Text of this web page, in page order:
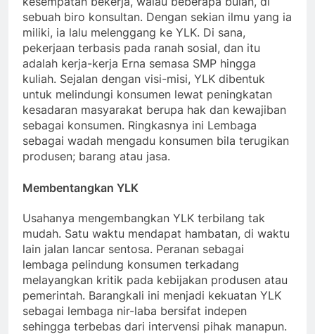
sebuah biro konsultan. Dengan sekian ilmu yang ia
miliki, ia lalu melenggang ke YLK. Di sana,
pekerjaan terbasis pada ranah sosial, dan itu
adalah kerja-kerja Erna semasa SMP hingga
kuliah. Sejalan dengan visi-misi, YLK dibentuk
untuk melindungi konsumen lewat peningkatan
kesadaran masyarakat berupa hak dan kewajiban
sebagai konsumen. Ringkasnya ini Lembaga
sebagai wadah mengadu konsumen bila terugikan
produsen; barang atau jasa.
Membentangkan YLK
Usahanya mengembangkan YLK terbilang tak
mudah. Satu waktu mendapat hambatan, di waktu
lain jalan lancar sentosa. Peranan sebagai
lembaga pelindung konsumen terkadang
melayangkan kritik pada kebijakan produsen atau
pemerintah. Barangkali ini menjadi kekuatan YLK
sebagai lembaga nir-laba bersifat indepen
sehingga terbebas dari intervensi pihak manapun.